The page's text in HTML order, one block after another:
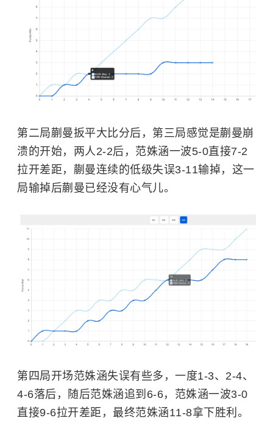
第二局蒯曼扳平大比分后，第三局感觉是蒯曼崩
溃的开始，两人2-2后，范姝涵一波5-0直接7-2
拉开差距，蒯曼连续的低级失误3-11输掉，这一
局输掉后蒯曼已经没有心气儿。
第四局开场范姝涵失误有些多，一度1-3、2-4、
4-6落后，随后范姝涵追到6-6，范姝涵一波3-0
直接9-6拉开差距，最终范姝涵11-8拿下胜利。